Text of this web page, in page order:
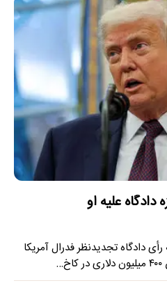
علیه او
دادگاه تجدیدنظر فدرال آمریکا